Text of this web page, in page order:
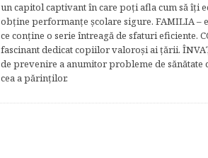
un capitol captivant în care poţi afla cum să îţi
obţine performanţe şcolare sigure. FAMILIA –
ce conţine o serie întreagă de sfaturi eficiente.
fascinant dedicat copiilor valoroși ai țării.
de prevenire a anumitor probleme de sănătate
cea a părinţilor.